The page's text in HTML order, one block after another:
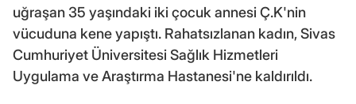
uğraşan 35 yaşındaki iki çocuk annesi Ç.K'nin
vücuduna kene yapıştı. Rahatsızlanan kadın, Sivas
Cumhuriyet Üniversitesi Sağlık Hizmetleri
Uygulama ve Araştırma Hastanesi'ne kaldırıldı.